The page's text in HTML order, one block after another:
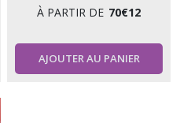
À PARTIR DE 70€12
AJOUTER AU PANIER